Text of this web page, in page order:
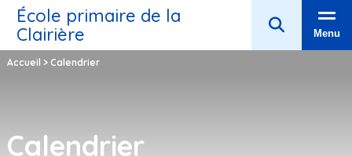
École primaire de la
Clairière
Menu
Accueil > Calendrier
Calendrier